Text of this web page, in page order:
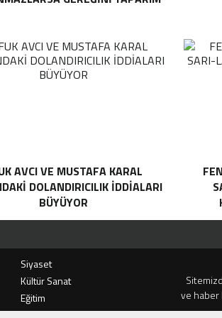
AVCI VE MUSTAFA KARAL
DOLANDIRICILIK İDDIALARI
BÜYÜYOR
Siyaset
Kültür Sanat
Eğitim
Kadın
ve haber
REKOR KATILIM KAZDAĞLARI’NIN GÖZDESI